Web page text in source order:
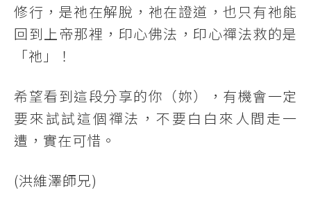
修行，是祂在解脫，祂在證道，也只有祂能
回到上帝那裡，印心佛法，印心禪法救的是
「祂」！
希望看到這段分享的你（妳），有機會一定
要來試試這個禪法，不要白白來人間走一
遭，實在可惜。
(洪維澤師兄)